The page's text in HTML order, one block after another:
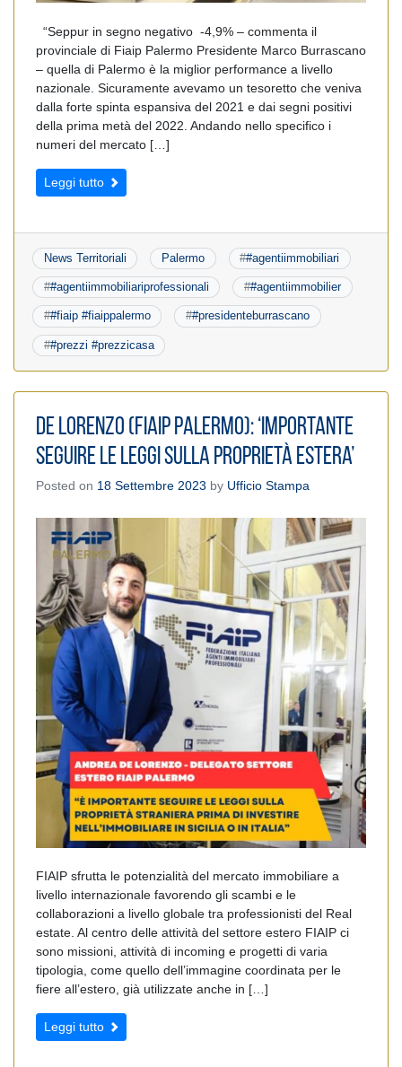
“Seppur in segno negativo -4,9% – commenta il
provinciale di Fiaip Palermo Presidente Marco Burrascano
– quella di Palermo è la miglior performance a livello
nazionale. Sicuramente avevamo un tesoretto che veniva
dalla forte spinta espansiva del 2021 e dai segni positivi
della prima metà del 2022. Andando nello specifico i
numeri del mercato […]
Leggi tutto
News Territoriali Palermo ##agentiimmobiliari
##agentiimmobiliariprofessionali ##agentiimmobilier
##fiaip #fiaippalermo ##presidenteburrascano
##prezzi #prezzicasa
De Lorenzo (Fiaip Palermo): ‘Importante
seguire le leggi sulla proprietà estera’
Posted on 18 Settembre 2023 by Ufficio Stampa
FIAIP sfrutta le potenzialità del mercato immobiliare a
livello internazionale favorendo gli scambi e le
collaborazioni a livello globale tra professionisti del Real
estate. Al centro delle attività del settore estero FIAIP ci
sono missioni, attività di incoming e progetti di varia
tipologia, come quello dell’immagine coordinata per le
fiere all’estero, già utilizzate anche in […]
Leggi tutto